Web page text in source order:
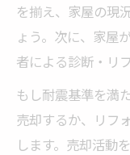
を揃え、家屋の現
ょう。次に、家屋
者による診断・リ
もし耐震基準を満
売却するか、リフ
します。売却活動